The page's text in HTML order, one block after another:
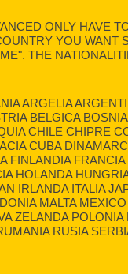
ONLY HAVE
YOU WANT
THE
ARGELIA
BELGICA
CHILE CHIPRE
CUBA
FINLANDIA
HOLANDA
IRLANDA ITALIA
MALTA
ZELANDA POLONIA
RUSIA